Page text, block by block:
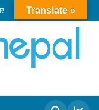
Translate »